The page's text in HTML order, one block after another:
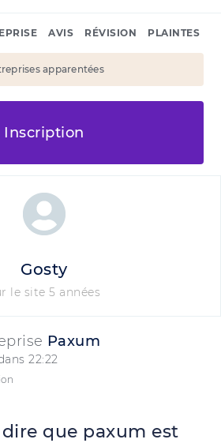
AVIS RÉVISION PLAINTES
apparentées
Inscription
Paxum
22:22
que paxum est
Gosty
le site 5 années